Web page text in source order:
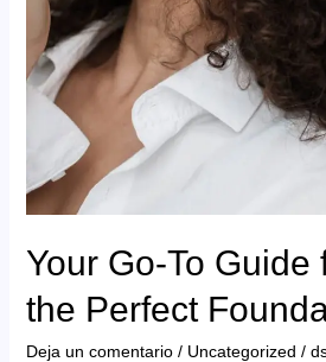
Your Go-To Guide
the Perfect
Deja un comentario / Uncategorized /